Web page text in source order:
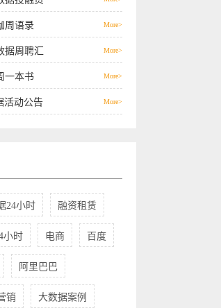
周语录 More>
据周聘汇 More>
一本书 More>
活动公告 More>
24小时 融资租赁
小时 电商 百度
阿里巴巴
销 大数据案例